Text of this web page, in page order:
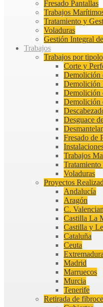
Fresado Pantallas
Trabajos
Tratamiento y
Voladuras
Gestión Integral
Trabajos
Trabajos por
Corte y
Demolición
Demolición
Demolición
Demolición
Desguace
Fresado de
Trabajos
Voladuras
Proyectos
Andalucía
Aragón
C.
Castilla La
Castilla y
Cataluña
Ceuta
Extremadura
Madrid
Marruecos
Murcia
Tenerife
Retirada de